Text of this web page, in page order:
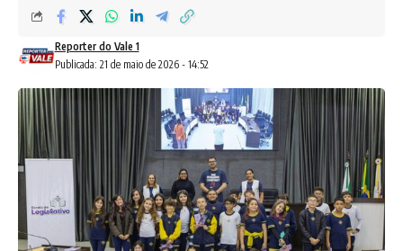
Publicada: 21 de maio de 2026 - 14:52
Reporter do Vale 1